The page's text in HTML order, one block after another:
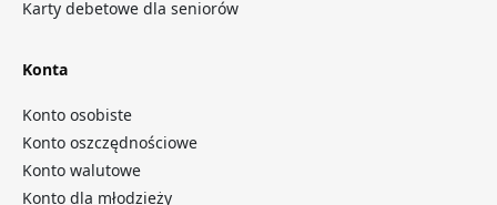
Karty debetowe dla seniorów
Konta
Konto osobiste
Konto oszczędnościowe
Konto walutowe
Konto dla młodzieży